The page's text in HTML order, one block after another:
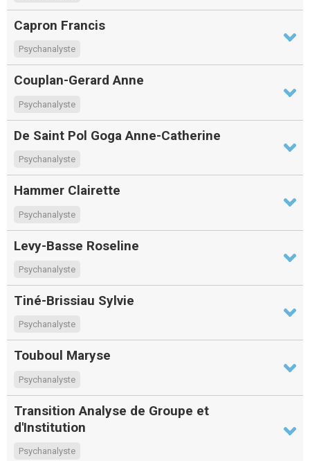
Capron Francis
Psychanalyste
Couplan-Gerard Anne
Psychanalyste
De Saint Pol Goga Anne-Catherine
Psychanalyste
Hammer Clairette
Psychanalyste
Levy-Basse Roseline
Psychanalyste
Tiné-Brissiau Sylvie
Psychanalyste
Touboul Maryse
Psychanalyste
Transition Analyse de Groupe et
d'Institution
Psychanalyste